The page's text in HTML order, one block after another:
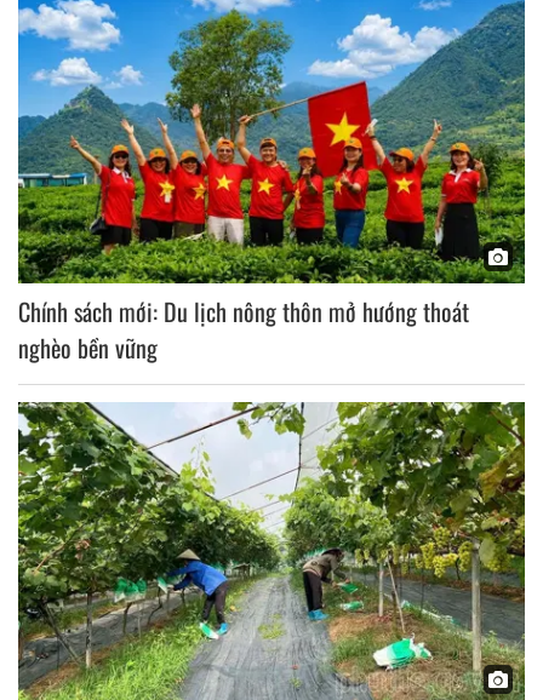
Chính sách mới: Du lịch nông thôn mở hướng thoát
nghèo bền vững